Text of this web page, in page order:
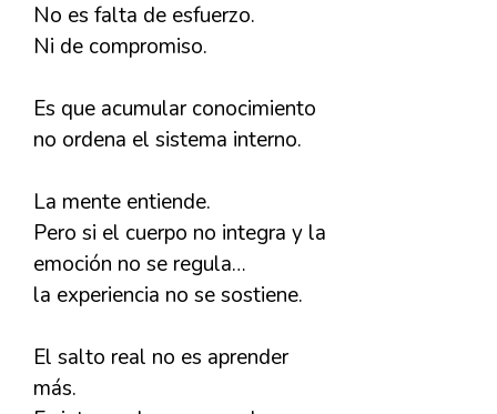
No es falta de esfuerzo.
Ni de compromiso.
Es que acumular conocimiento
no ordena el sistema interno.
La mente entiende.
Pero si el cuerpo no integra y la
emoción no se regula…
la experiencia no se sostiene.
El salto real no es aprender
más.